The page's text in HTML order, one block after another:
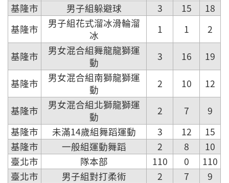
基隆市
男子組躲避球 3 15
18
基隆市
男子組花式溜冰滑輪溜
冰
1 1 2
基隆市
男女混合組舞龍龍獅運
動
3 16 19
基隆市
男女混合組南獅龍獅運
動
2 10 12
基隆市
男女混合組北獅龍獅運
動
2 7
9
基隆市
未滿14歲組舞蹈運動 3 12
15
基隆市
一般組運動舞蹈 2 8
10
臺北市
隊本部 110 0
110
臺北市
男子組對打柔術 2 7
9